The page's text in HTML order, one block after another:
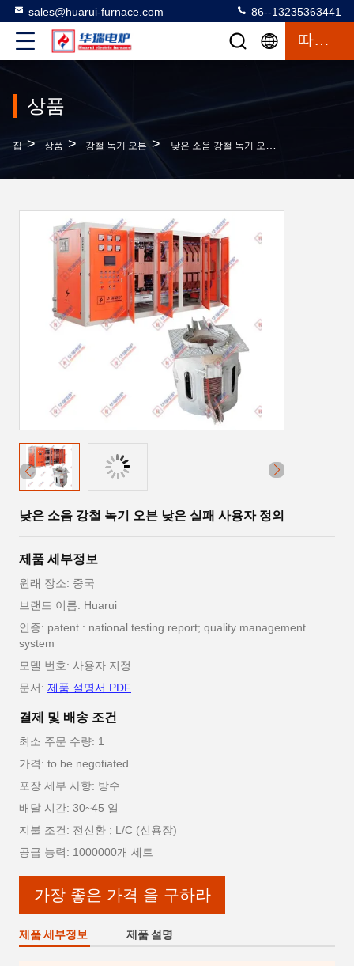
sales@huarui-furnace.com 86--13235363441
따옴표
상품
집 > 상품 > 강철 녹기 오븐 > 낮은 소음 강철 녹기 오븐 낮은 실패 사용자 정의
낮은 소음 강철 녹기 오븐 낮은 실패 사용자 정의
제품 세부정보
원래 장소: 중국
브랜드 이름: Huarui
인증: patent : national testing report; quality management
system
모델 번호: 사용자 지정
문서: 제품 설명서 PDF
결제 및 배송 조건
최소 주문 수량: 1
가격: to be negotiated
포장 세부 사항: 방수
배달 시간: 30~45 일
지불 조건: 전신환 ; L/C (신용장)
공급 능력: 1000000개 세트
가장 좋은 가격 을 구하라
제품 세부정보 제품 설명